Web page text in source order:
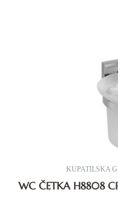
KUPATILSKA
WC ČETKA H8808